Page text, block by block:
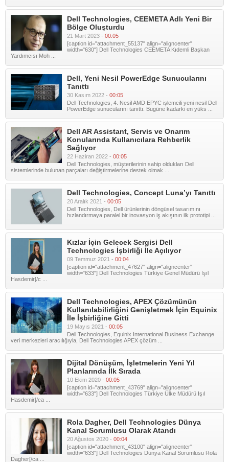
Dell Technologies, CEEMETA Adlı Yeni Bir
Bölge Oluşturdu
21 Mart 2023 - 00:05
[caption id="attachment_55137" align="aligncenter"
width="630"] Dell Technologies CEEMETA Kıdemli Başkan
Yardımcısı Moh ...
Dell, Yeni Nesil PowerEdge Sunucularını
Tanıttı
30 Kasım 2022 - 00:05
Dell Technologies, 4. Nesil AMD EPYC işlemcili yeni nesil Dell
PowerEdge sunucularını tanıttı. Bugüne kadarki en yüks ...
Dell AR Assistant, Servis ve Onarım
Konularında Kullanıcılara Rehberlik
Sağlıyor
22 Haziran 2022 - 00:05
Dell Technologies, müşterilerinin sahip oldukları Dell
sistemlerinde bulunan parçaları değiştirmelerine destek olmak ...
Dell Technologies, Concept Luna’yı Tanıttı
20 Aralık 2021 - 00:05
Dell Technologies, Dell ürünlerinin döngüsel tasarımını
hızlandırmaya paralel bir inovasyon iş akışının ilk prototipi ...
Kızlar İçin Gelecek Sergisi Dell
Technologies İşbirliği İle Açılıyor
09 Temmuz 2021 - 00:04
[caption id="attachment_47627" align="aligncenter"
width="633"] Dell Technologies Türkiye Genel Müdürü Işıl
Hasdemir[/c ...
Dell Technologies, APEX Çözümünün
Kullanılabilirliğini Genişletmek İçin Equinix
İle İşbirliğine Gitti
19 Mayıs 2021 - 00:05
Dell Technologies, Equinix International Business Exchange
veri merkezleri aracılığıyla, Dell Technologies APEX çözüm ...
Dijital Dönüşüm, İşletmelerin Yeni Yıl
Planlarında İlk Sırada
10 Ekim 2020 - 00:05
[caption id="attachment_43769" align="aligncenter"
width="633"] Dell Technologies Türkiye Ülke Müdürü Işıl
Hasdemir[/ca ...
Rola Dagher, Dell Technologies Dünya
Kanal Sorumlusu Olarak Atandı
20 Ağustos 2020 - 00:04
[caption id="attachment_43100" align="aligncenter"
width="633"] Dell Technologies Dünya Kanal Sorumlusu Rola
Dagher[/ca ...